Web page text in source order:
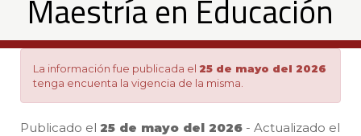
en
Educación
Maestría en Educación
La información fue publicada el 25 de mayo del 2026
tenga encuenta la vigencia de la misma.
Publicado el 25 de mayo del 2026 - Actualizado el